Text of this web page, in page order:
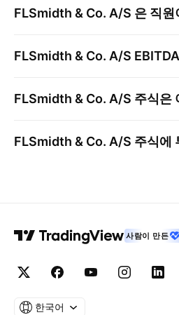
FLSmidth & Co. A/S 은 직원
FLSmidth & Co. A/S
FLSmidth & Co. A/S 주식은
FLSmidth & Co. A/S 주식에
사람이 만든
한국어